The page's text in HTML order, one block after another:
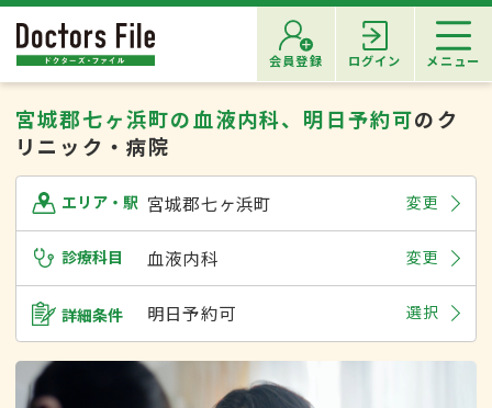
会員登録 ログイン メニュー
宮城郡七ヶ浜町の血液内科、明日予約可のク
リニック・病院
エリア・駅 宮城郡七ヶ浜町 変更
診療科目 血液内科 変更
詳細条件 明日予約可 選択